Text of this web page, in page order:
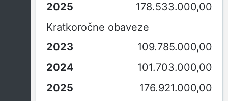
178.533.000,00
Kratkoročne obaveze
109.785.000,00
101.703.000,00
176.921.000,00